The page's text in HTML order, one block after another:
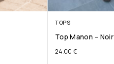
TOPS
Top Manon – Noir
24.00 €